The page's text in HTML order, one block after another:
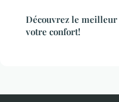
Découvrez le
votre confort!